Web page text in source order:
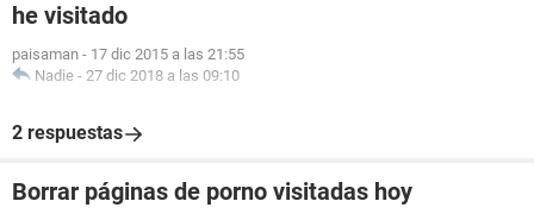
he visitado
paisaman - 17 dic 2015 a las 21:55
Nadie - 27 dic 2018 a las 09:10
2 respuestas
Borrar páginas de porno visitadas hoy